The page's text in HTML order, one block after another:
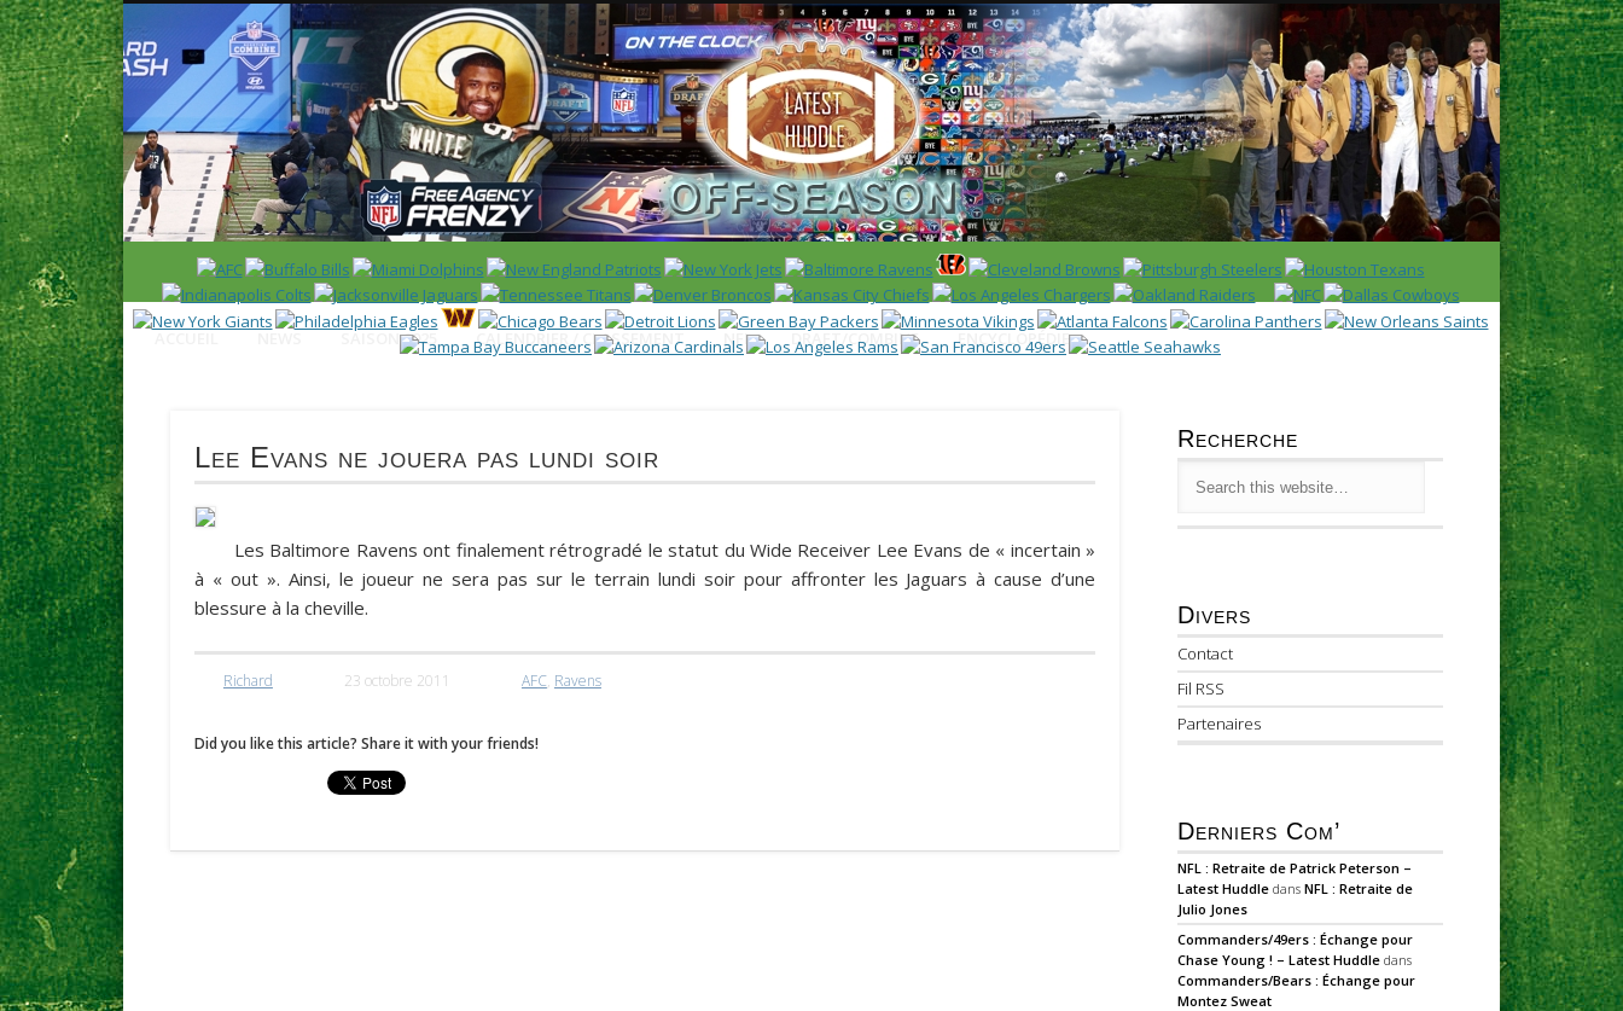
Latest
News en français sur la NFL et le Football Américain (Foot US)
SAISON 2025 CALENDRIER / CLASSEMENT NFL DRAFT/COMBINE ENCYCLOPÉDIE
Lee Evans ne jouera pas lundi soir
Les Baltimore Ravens ont finalement rétrogradé le statut du Wide Receiver Lee Evans de « incertain »
à « out ». Ainsi, le joueur ne sera pas sur le terrain lundi soir pour affronter les Jaguars à cause d’une
blessure à la cheville.
Richard 23 octobre 2011 AFC, Ravens
Did you like this article? Share it with your friends!
Recherche
Divers
Contact
Fil RSS
Partenaires
Derniers Com’
NFL : Retraite de Patrick Peterson –
Latest Huddle dansNFL : Retraite de
Julio Jones
Commanders/49ers : Échange pour
Chase Young ! – Latest Huddle dans
Commanders/Bears : Échange pour
Montez Sweat